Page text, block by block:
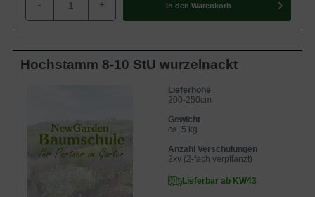
- + In den Warenkorb
Hochstamm 8-10 StU wurzelnackt
Lieferhöhe
200-250cm
Gewicht
ca. 5 kg
Anzahl Verschulungen
2xv (2-fach verpflanzt)
Lieferbar ab KW43